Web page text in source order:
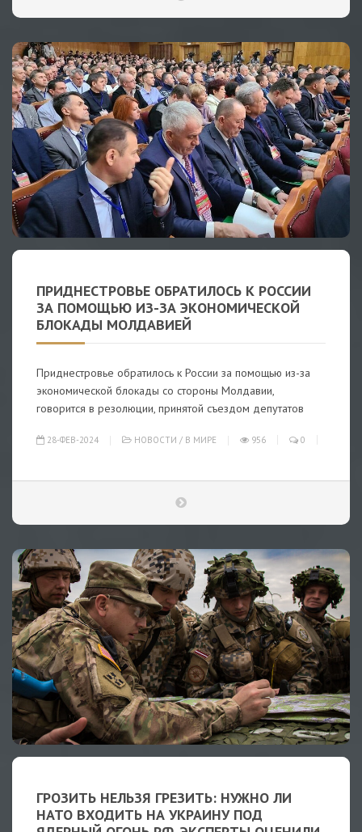
ПРИДНЕСТРОВЬЕ ОБРАТИЛОСЬ К РОССИИ
ЗА ПОМОЩЬЮ ИЗ-ЗА ЭКОНОМИЧЕСКОЙ
БЛОКАДЫ МОЛДАВИЕЙ
Приднестровье обратилось к России за помощью из-за
экономической блокады со стороны Молдавии,
говорится в резолюции, принятой съездом депутатов
28-ФЕВ-2024 НОВОСТИ / В МИРЕ 956 0
ГРОЗИТЬ НЕЛЬЗЯ ГРЕЗИТЬ: НУЖНО ЛИ
НАТО ВХОДИТЬ НА УКРАИНУ ПОД